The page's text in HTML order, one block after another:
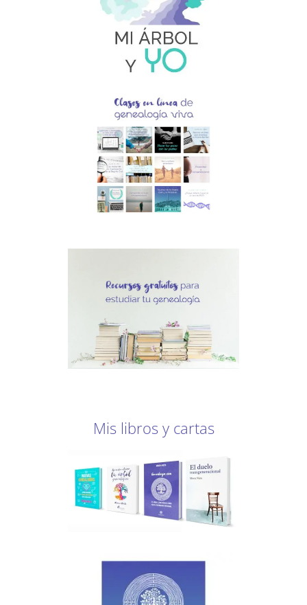
Mis libros y cartas